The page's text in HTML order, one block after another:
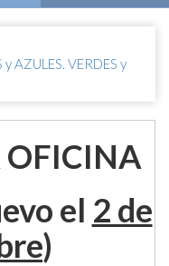
AZULES. VERDES y
OFICINA
el 2 de
)